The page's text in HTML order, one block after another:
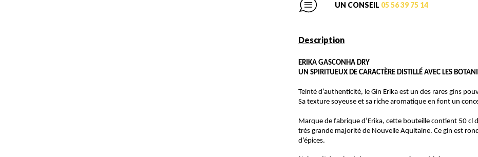
UN CONSEIL 05 56 39 75 14
Description
ERIKA GASCONHA DRY
UN SPIRITUEUX DE CARACTÈRE DISTILLÉ AVEC LES
Teinté d’authenticité, le Gin Erika est un des rares gins
Sa texture soyeuse et sa riche aromatique en font un
Marque de fabrique d’Erika, cette bouteille contient 50 cl
très grande majorité de Nouvelle Aquitaine. Ce gin est
d’épices.